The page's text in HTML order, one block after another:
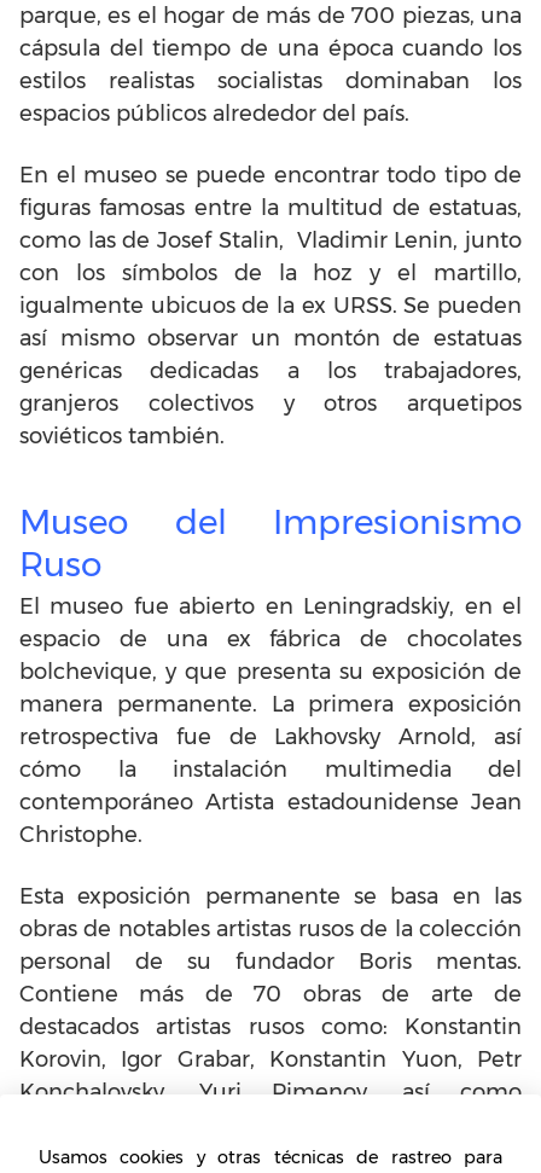
parque, es el hogar de más de 700 piezas, una
cápsula del tiempo de una época cuando los
estilos realistas socialistas dominaban los
espacios públicos alrededor del país.
En el museo se puede encontrar todo tipo de
figuras famosas entre la multitud de estatuas,
como las de Josef Stalin, Vladimir Lenin, junto
con los símbolos de la hoz y el martillo,
igualmente ubicuos de la ex URSS. Se pueden
así mismo observar un montón de estatuas
genéricas dedicadas a los trabajadores,
granjeros colectivos y otros arquetipos
soviéticos también.
Museo del Impresionismo
Ruso
El museo fue abierto en Leningradskiy, en el
espacio de una ex fábrica de chocolates
bolchevique, y que presenta su exposición de
manera permanente. La primera exposición
retrospectiva fue de Lakhovsky Arnold, así
cómo la instalación multimedia del
contemporáneo Artista estadounidense Jean
Christophe.
Esta exposición permanente se basa en las
obras de notables artistas rusos de la colección
personal de su fundador Boris mentas.
Contiene más de 70 obras de arte de
destacados artistas rusos como: Konstantin
Korovin, Igor Grabar, Konstantin Yuon, Petr
Konchalovsky, Yuri Pimenov, así como
Valentin Serov.
Usamos cookies y otras técnicas de rastreo para